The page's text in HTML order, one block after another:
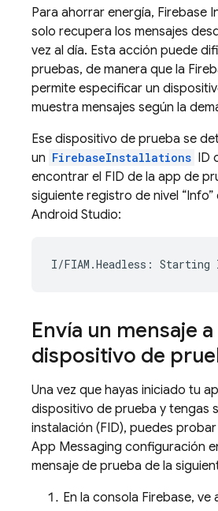
Para ahorrar energía, Firebase
solo recupera los mensajes
vez al día. Esta acción puede
pruebas, de manera que la
permite especificar un
muestra mensajes según la
Ese dispositivo de prueba se
un FirebaseInstallations ID
encontrar el FID de la app de
siguiente registro de nivel
Android Studio:
I/FIAM.Headless:
Envía un mensaje
dispositivo de
Una vez que hayas iniciado tu
dispositivo de prueba y tengas
instalación (FID), puedes
App Messaging configuración
mensaje de prueba de la
En la consola Firebase, ve